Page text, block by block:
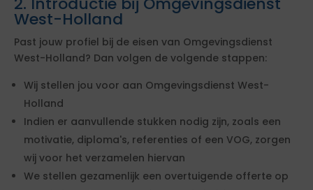
West-Holland
Past jouw profiel bij de eisen van Omgevingsdienst
West-Holland? Dan volgen de volgende stappen:
Wij stellen jou voor aan Omgevingsdienst West-
Holland
Indien er aanvullende stukken nodig zijn, zoals een
motivatie, diploma's, referenties of een VOG, zorgen
wij voor het verzamelen hiervan
We stellen gezamenlijk een overtuigende offerte op